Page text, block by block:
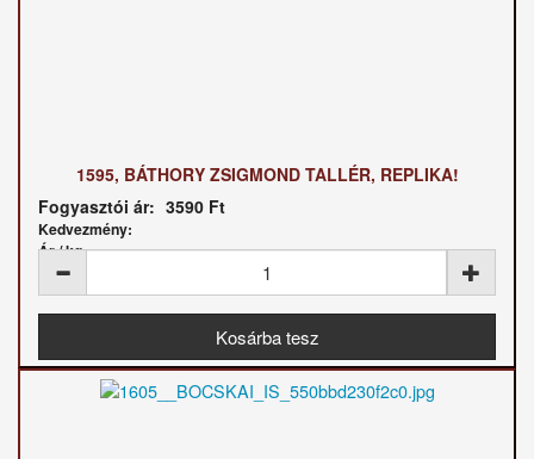
1595, BÁTHORY ZSIGMOND TALLÉR, REPLIKA!
Fogyasztói ár: 3590 Ft
Kedvezmény:
Ár / kg: